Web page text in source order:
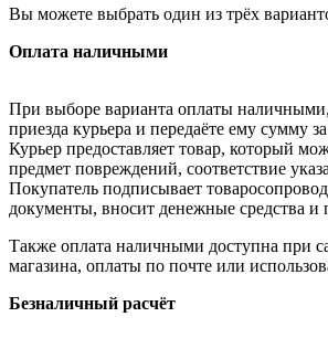
Вы можете выбрать один из трёх
Оплата наличными
При выборе варианта оплаты
приезда курьера и передаёте ему сумму
Курьер предоставляет товар, который
предмет повреждений, соответствие
Покупатель подписывает
документы, вносит денежные средства и
Также оплата наличными доступна при
магазина, оплаты по почте или
Безналичный расчёт